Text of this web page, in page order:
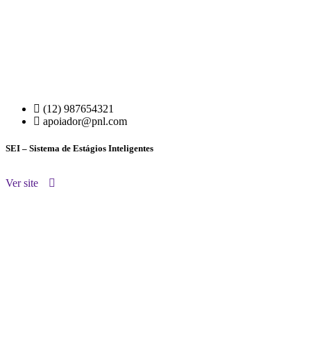
(12) 987654321
apoiador@pnl.com
SEI – Sistema de Estágios Inteligentes
Ver site